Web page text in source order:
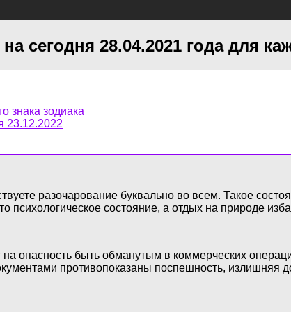
сегодня 28.04.2021 года для
знака зодиака
23.12.2022
разочарование буквально во всем. Такое
психологическое состояние, а отдых на природе
на опасность быть обманутым в коммерческих
противопоказаны поспешность, излишняя